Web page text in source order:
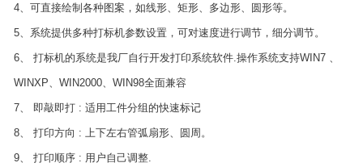
4、可直接绘制各种图案，如线形、矩形、多边形、圆形等。
5、系统提供多种打标机参数设置，可对速度进行调节，细分调节。
6、 打标机的系统是我厂自行开发打印系统软件.操作系统支持WIN7 、
WINXP、WIN2000、WIN98全面兼容
7、 即敲即打 : 适用工件分组的快速标记
8、 打印方向 : 上下左右管弧扇形、圆周。
9、 打印顺序 : 用户自己调整.